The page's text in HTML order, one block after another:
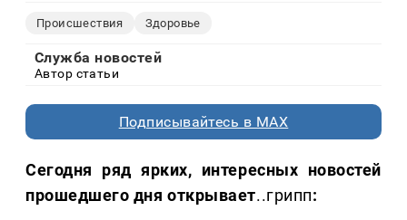
Происшествия Здоровье
Служба новостей
Автор статьи
Подписывайтесь в MAX
Сегодня ряд ярких, интересных новостей
прошедшего дня открывает..грипп: